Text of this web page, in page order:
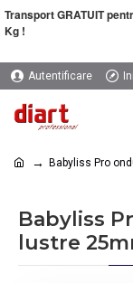
Transport GRATUIT
Kg !
Autentificare
Babyliss Pro
Babyliss
lustre